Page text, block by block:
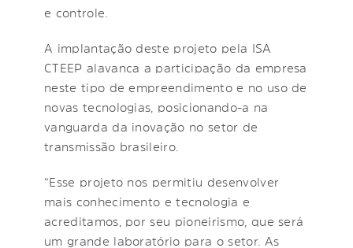
e controle.
A implantação deste projeto pela ISA
CTEEP alavanca a participação da empresa
neste tipo de empreendimento e no uso de
novas tecnologias, posicionando-a na
vanguarda da inovação no setor de
transmissão brasileiro.
“Esse projeto nos permitiu desenvolver
mais conhecimento e tecnologia e
acreditamos, por seu pioneirismo, que será
um grande laboratório para o setor. As